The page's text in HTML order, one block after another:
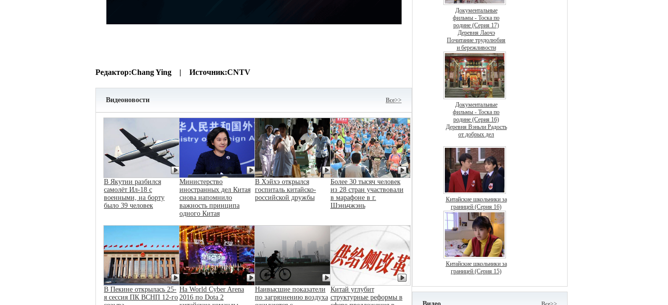
Редактор:Chang Ying | Источник:CNTV
Видеоновости Bce>>
В Якутии разбился
самолёт Ил-18 с
военными, на борту
было 39 человек
Министерство
иностранных дел Китая
снова напомнило
важность принципа
одного Китая
В Хэйхэ открылся
госпиталь китайско-
российской дружбы
Более 30 тысяч человек
из 28 стран участвовали
в марафоне в г.
Шэньчжэнь
В Пекине открылась 25-
я сессия ПК ВСНП 12-го
На World Cyber Arena
2016 по Dota 2
Наивысшие показатели
по загрязнению воздуха
Китай углубит
структурные реформы в
Документальные
фильмы - Тоска по
родине (Серия 17)
Деревня Лаочэ
Почитание трудолюбия
и бережливости
Документальные
фильмы - Тоска по
родине (Серия 16)
Деревня Вэньли Радость
от добрых дел
Китайские школьники за
границей (Серия 16)
Китайские школьники за
границей (Серия 15)